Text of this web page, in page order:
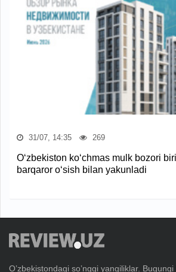
31/07, 14:35 269
O‘zbekiston ko‘chmas mulk bozori
barqaror o‘sish bilan yakunladi
Oʼzbekistondagi soʼnggi yangiliklar.